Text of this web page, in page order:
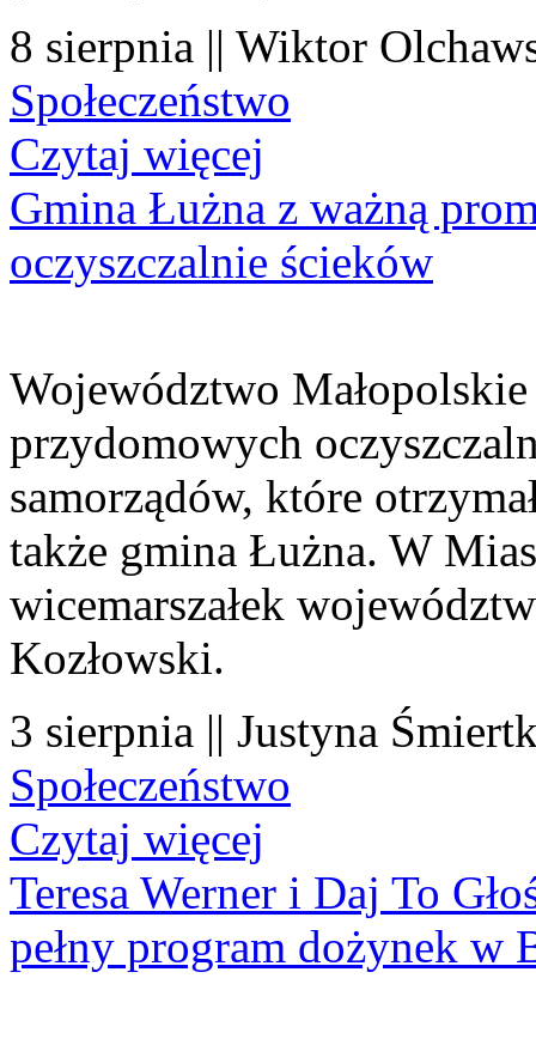
8 sierpnia || Wiktor
Społeczeństwo
Czytaj więcej
Gmina Łużna z ważną
oczyszczalnie ścieków
Województwo
przydomowych
samorządów, które
także gmina Łużna. W
wicemarszałek
Kozłowski.
3 sierpnia || Justyna
Społeczeństwo
Czytaj więcej
Teresa Werner i Daj To
pełny program dożynek w